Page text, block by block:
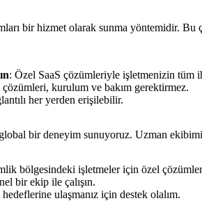
bir hizmet olarak sunma yöntemidir.
: Özel SaaS çözümleriyle işletmenizin tüm
çözümleri, kurulum ve bakım gerektirmez.
her yerden erişilebilir.
bir deneyim sunuyoruz. Uzman
bölgesindeki işletmeler için özel
bir ekip ile çalışın.
ulaşmanız için destek olalım.